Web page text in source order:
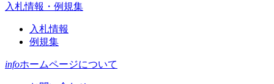
入札情報・例規集
入札情報
例規集
infoホームページについて